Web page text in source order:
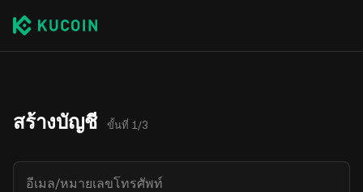
สร้างบัญชี ขั้นที่ 1/3
อีเมล/หมายเลขโทรศัพท์